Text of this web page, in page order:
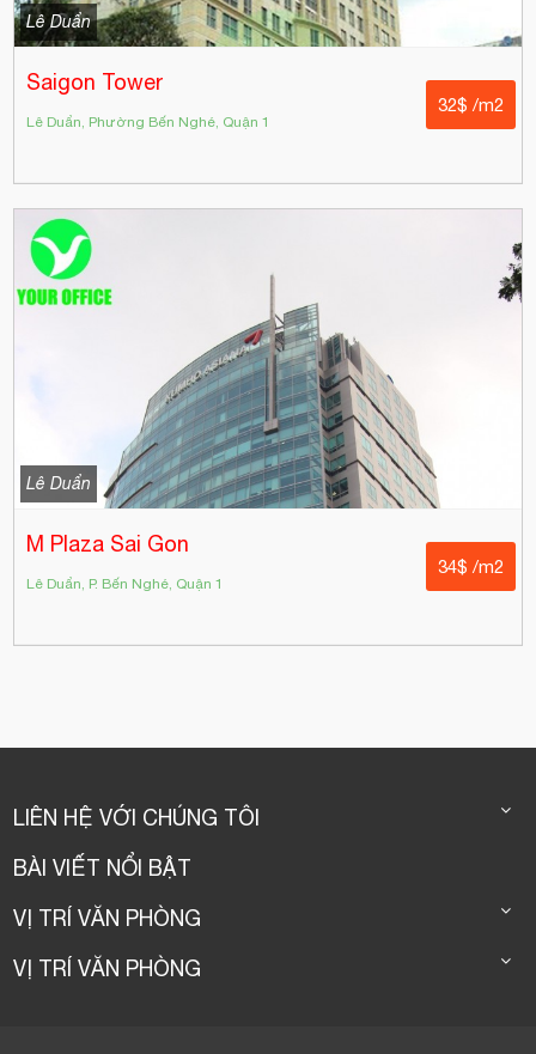
Lê Duẩn
Saigon Tower
Lê Duẩn, Phường Bến Nghé, Quận 1
32$ /m2
Lê Duẩn
M Plaza Sai Gon
Lê Duẩn, P. Bến Nghé, Quận 1
34$ /m2
LIÊN HỆ VỚI CHÚNG TÔI
BÀI VIẾT NỔI BẬT
VỊ TRÍ VĂN PHÒNG
VỊ TRÍ VĂN PHÒNG